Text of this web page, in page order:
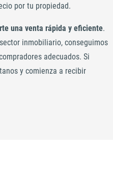
por tu propiedad.
una venta rápida y eficiente.
inmobiliario, conseguimos
adecuados. Si
y comienza a recibir